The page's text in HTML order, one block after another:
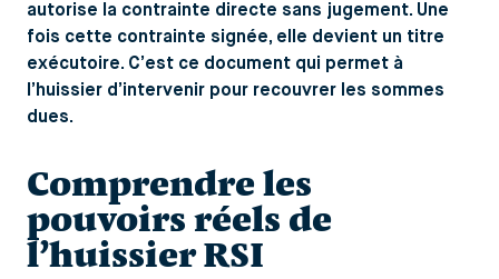
autorise la contrainte directe sans jugement. Une
fois cette contrainte signée, elle devient un titre
exécutoire. C’est ce document qui permet à
l’huissier d’intervenir pour recouvrer les sommes
dues.
Comprendre les
pouvoirs réels de
l’huissier RSI